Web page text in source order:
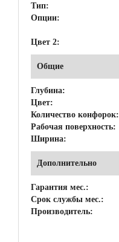
Тип:
Опции:
Цвет 2:
Общие
Глубина:
Цвет:
Количество конфорок:
Рабочая поверхность:
Ширина:
Дополнительно
Гарантия мес.:
Срок службы мес.:
Производитель: